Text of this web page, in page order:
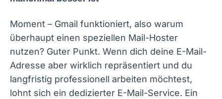
Moment – Gmail funktioniert, also warum
überhaupt einen speziellen Mail-Hoster
nutzen? Guter Punkt. Wenn dich deine E-Mail-
Adresse aber wirklich repräsentiert und du
langfristig professionell arbeiten möchtest,
lohnt sich ein dedizierter E-Mail-Service. Ein